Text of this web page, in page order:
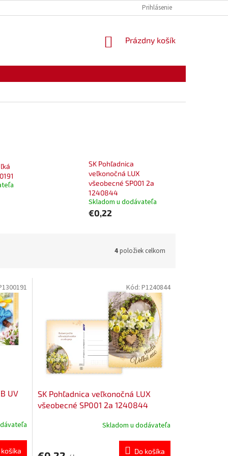
Prihlásenie
NÁKUPNÝ
Prázdny košík
SK Pohľadnica
veľkonočná LUX
všeobecné SP001 2a
1240844
Skladom u dodávateľa
€0,22
4položiek celkom
UV
SK Pohľadnica veľkonočná LUX
všeobecné SP001 2a 1240844
Skladom u dodávateľa
Do košíka
Kód: P1240844